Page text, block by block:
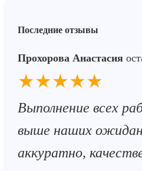
Последние отзывы
Прохорова Анастасия
★★★★★
Выполнение всех
выше наших
аккуратно,